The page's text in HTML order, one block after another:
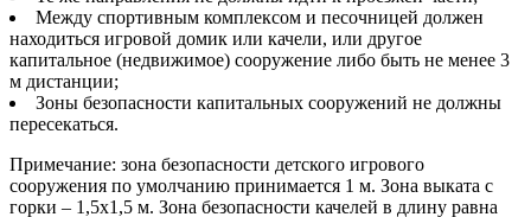
Между спортивным комплексом и песочницей должен
находиться игровой домик или качели, или другое
капитальное (недвижимое) сооружение либо быть не менее 3
м дистанции;
Зоны безопасности капитальных сооружений не должны
пересекаться.
Примечание: зона безопасности детского игрового
сооружения по умолчанию принимается 1 м. Зона выката с
горки – 1,5х1,5 м. Зона безопасности качелей в длину равна